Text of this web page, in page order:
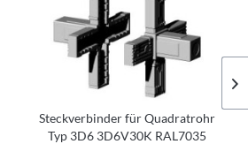
Steckverbinder für Quadratrohr
Typ 3D6 3D6V30K RAL7035